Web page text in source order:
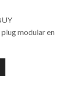
modular en